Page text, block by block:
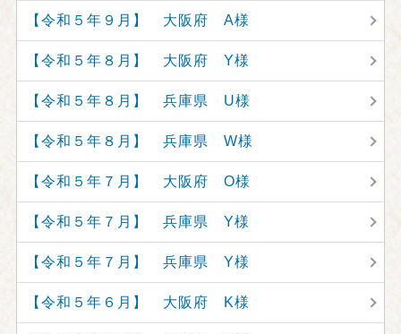
【令和５年９月】 大阪府 A様
【令和５年８月】 大阪府 Y様
【令和５年８月】 兵庫県 U様
【令和５年８月】 兵庫県 W様
【令和５年７月】 大阪府 O様
【令和５年７月】 兵庫県 Y様
【令和５年７月】 兵庫県 Y様
【令和５年６月】 大阪府 K様